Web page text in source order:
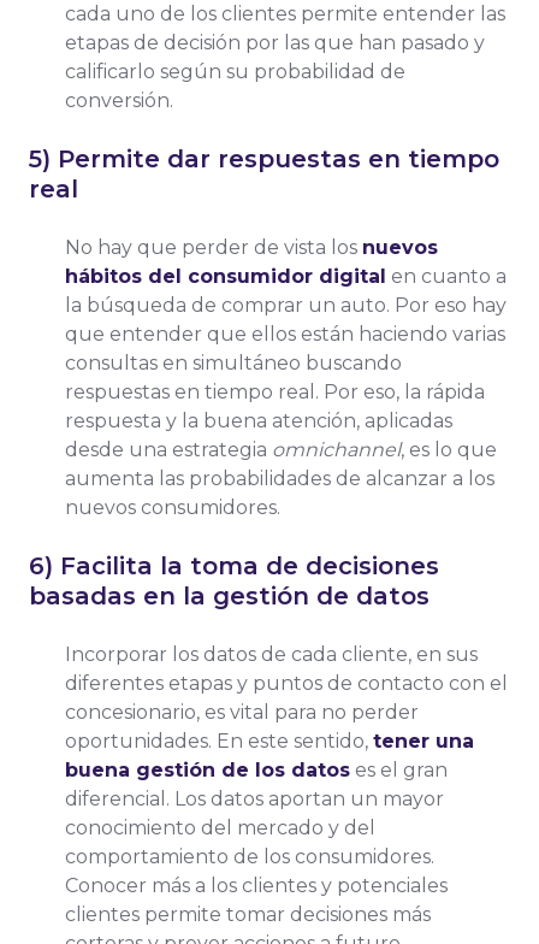
cada uno de los clientes permite entender las
etapas de decisión por las que han pasado y
calificarlo según su probabilidad de
conversión.
5) Permite dar respuestas en tiempo
real
No hay que perder de vista los nuevos
hábitos del consumidor digital en cuanto a
la búsqueda de comprar un auto. Por eso hay
que entender que ellos están haciendo varias
consultas en simultáneo buscando
respuestas en tiempo real. Por eso, la rápida
respuesta y la buena atención, aplicadas
desde una estrategia omnichannel, es lo que
aumenta las probabilidades de alcanzar a los
nuevos consumidores.
6) Facilita la toma de decisiones
basadas en la gestión de datos
Incorporar los datos de cada cliente, en sus
diferentes etapas y puntos de contacto con el
concesionario, es vital para no perder
oportunidades. En este sentido, tener una
buena gestión de los datos es el gran
diferencial. Los datos aportan un mayor
conocimiento del mercado y del
comportamiento de los consumidores.
Conocer más a los clientes y potenciales
clientes permite tomar decisiones más